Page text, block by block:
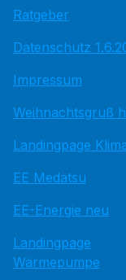
Ratgeber
Datenschutz
Impressum
Weihnachtsgruß
Landingpage
EE Medatsu
EE-Energie neu
Landingpage
Wärmepumpe